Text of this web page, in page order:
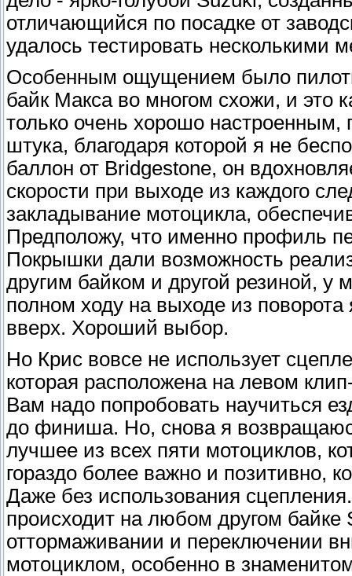
отличающийся по посадке от
удалось тестировать несколькими
Особенным ощущением было
байк Макса во многом схожи, и это
только очень хорошо
штука, благодаря которой я не
баллон от Bridgestone, он
скорости при выходе из каждого
закладывание мотоцикла,
Предположу, что именно профиль
Покрышки дали возможность
другим байком и другой резиной, у
полном ходу на выходе из
вверх. Хороший выбор.
Но Крис вовсе не использует
которая расположена на левом
Вам надо попробовать научиться
до финиша. Но, снова я
лучшее из всех пяти мотоциклов,
гораздо более важно и позитивно,
Даже без использования
происходит на любом другом
оттормаживании и переключении
мотоциклом, особенно в